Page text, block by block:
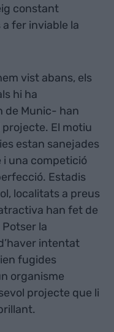
constant
fer inviable la
vist abans, els
hi ha
de Munic- han
El motiu
estan sanejades
i una competició
Estadis
localitats a preus
han fet de
la
intentat
fugides
organisme
projecte que li